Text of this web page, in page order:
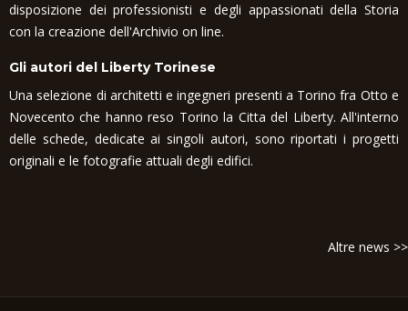
disposizione dei professionisti e degli appassionati della Storia
con la creazione dell'Archivio on line.
Gli autori del Liberty Torinese
Una selezione di architetti e ingegneri presenti a Torino fra Otto e
Novecento che hanno reso Torino la Citta del Liberty. All'interno
delle schede, dedicate ai singoli autori, sono riportati i progetti
originali e le fotografie attuali degli edifici.
Altre news >>